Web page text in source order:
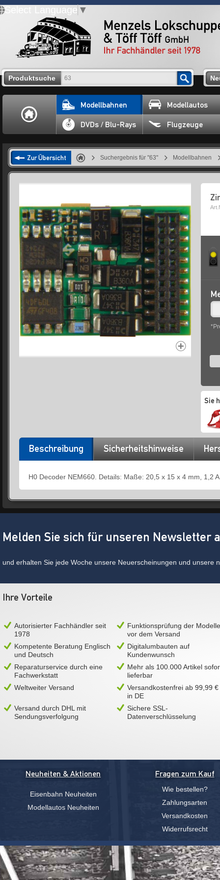
Select Language ▼
Produktsuche
Modellbahnen Modellautos
DVDs / Blu-Rays Flugzeuge
Zur Übersicht Suchergebnis für "63" Modellbahnen
Sie
Beschreibung Sicherheitshinweise
H0 Decoder NEM660. Details: Maße: 20,5 x 15 x 4 mm, 1,2
Melden Sie sich für unseren Newsletter
und erhalten Sie jede Woche unsere Neuerscheinungen und unsere
Ihre Vorteile
Autorisierter Fachhändler seit
1978
Funktionsprüfung der Modelle
vor dem Versand
Kompetente Beratung Englisch
und Deutsch
Digitalumbauten auf
Kundenwunsch
Reparaturservice durch eine
Fachwerkstatt
Mehr als 100.000 Artikel
lieferbar
Weltweiter Versand
Versandkostenfrei ab 99,99 €
in DE
Versand durch DHL mit
Sendungsverfolgung
Sichere SSL-
Datenverschlüsselung
Neuheiten & Aktionen
Eisenbahn Neuheiten
Modellautos Neuheiten
Fragen zum Kauf
Wie bestellen?
Zahlungsarten
Versandkosten
Widerrufsrecht